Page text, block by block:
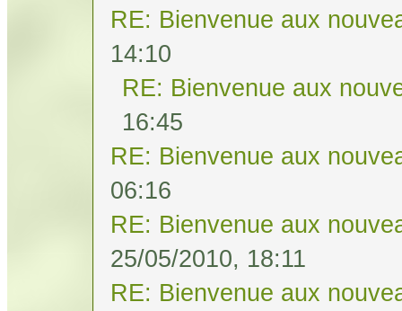
RE: Bienvenue aux
14:10
RE: Bienvenue aux
16:45
RE: Bienvenue aux
06:16
RE: Bienvenue aux
25/05/2010, 18:11
RE: Bienvenue aux